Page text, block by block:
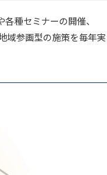
種セミナーの開催、
域参画型の施策を毎年実